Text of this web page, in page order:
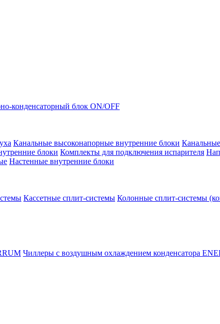
конденсаторный блок ON/OFF
Канальные высоконапорные внутренние блоки
блоки Комплекты для подключения испарителя
Настенные внутренние блоки
Кассетные сплит-системы Колонные сплит-системы
Чиллеры с воздушным охлаждением конденсатора